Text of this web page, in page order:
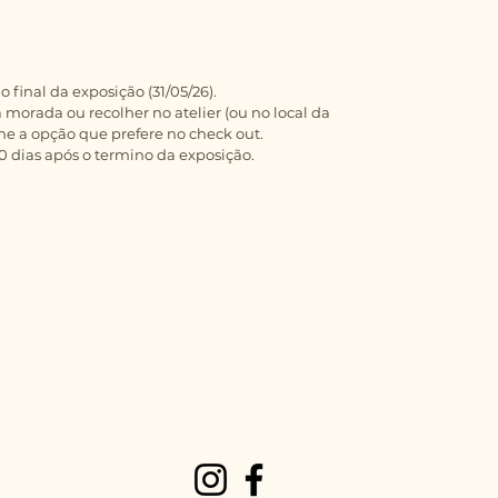
final da exposição (31/05/26).
morada ou recolher no atelier (ou no local da
a opção que prefere no check out.
dias após o termino da exposição.